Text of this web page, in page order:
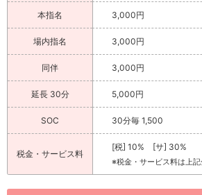
本指名 3,000円
場内指名 3,000円
同伴 3,000円
延長 30分 5,000円
SOC 30分毎 1,500
税金・サービス料
[税] 10% [サ] 30%
※税金・サービス料は上